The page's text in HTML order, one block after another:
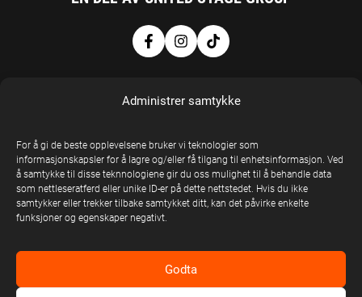
Administrer samtykke
For å gi de beste opplevelsene bruker vi teknologier som
informasjonskapsler for å lagre og/eller få tilgang til enhetsinformasjon. Ved
å samtykke til disse teknnologiene gir du oss mulighet til å behandle data
som nettleseratferd eller unike ID-er på dette nettstedet. Hvis du ikke
samtykker eller trekker tilbake samtykket ditt, kan det påvirke enkelte
funksjoner og egenskaper negativt.
Godta
United Stage
Group © Copyright
2026